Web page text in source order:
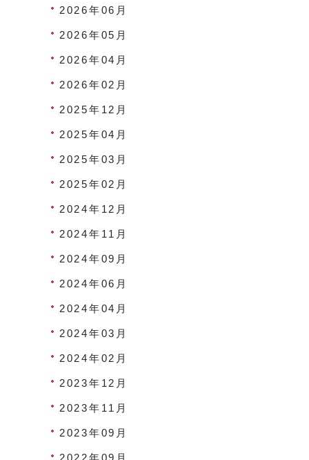
2026年06月
2026年05月
2026年04月
2026年02月
2025年12月
2025年04月
2025年03月
2025年02月
2024年12月
2024年11月
2024年09月
2024年06月
2024年04月
2024年03月
2024年02月
2023年12月
2023年11月
2023年09月